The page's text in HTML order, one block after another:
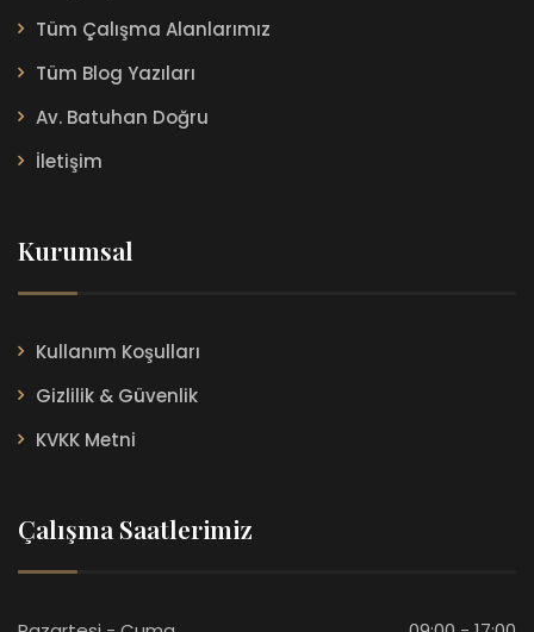
Tüm Çalışma Alanlarımız
Tüm Blog Yazıları
Av. Batuhan Doğru
İletişim
Kurumsal
Kullanım Koşulları
Gizlilik & Güvenlik
KVKK Metni
Çalışma Saatlerimiz